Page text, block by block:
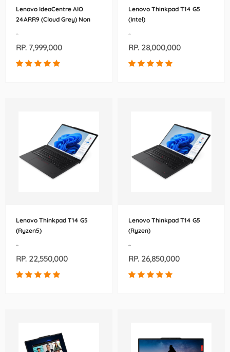
Lenovo IdeaCentre AIO
24ARR9 (Cloud Grey) Non
-
RP. 7,999,000
Lenovo Thinkpad T14 G5
(Intel)
-
RP. 28,000,000
Lenovo Thinkpad T14 G5
(Ryzen5)
-
RP. 22,550,000
Lenovo Thinkpad T14 G5
(Ryzen)
-
RP. 26,850,000